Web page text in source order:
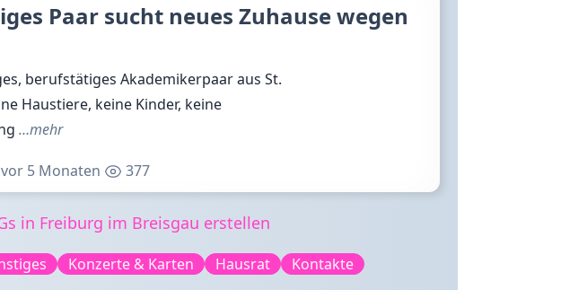
Paar sucht neues Zuhause wegen
berufstätiges Akademikerpaar aus St.
Haustiere, keine Kinder, keine
…mehr
vor 5 Monaten 377
in Freiburg im Breisgau erstellen
Konzerte & Karten Hausrat Kontakte